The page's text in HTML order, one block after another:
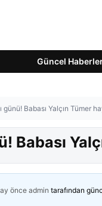
Güncel
günü! Babası Yalçın Tümer
Babası
önce admin tarafından